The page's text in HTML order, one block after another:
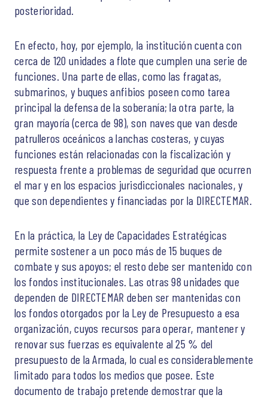
posterioridad.
En efecto, hoy, por ejemplo, la institución cuenta con
cerca de 120 unidades a flote que cumplen una serie de
funciones. Una parte de ellas, como las fragatas,
submarinos, y buques anfibios poseen como tarea
principal la defensa de la soberanía; la otra parte, la
gran mayoría (cerca de 98), son naves que van desde
patrulleros oceánicos a lanchas costeras, y cuyas
funciones están relacionadas con la fiscalización y
respuesta frente a problemas de seguridad que ocurren
el mar y en los espacios jurisdiccionales nacionales, y
que son dependientes y financiadas por la DIRECTEMAR.
En la práctica, la Ley de Capacidades Estratégicas
permite sostener a un poco más de 15 buques de
combate y sus apoyos; el resto debe ser mantenido con
los fondos institucionales. Las otras 98 unidades que
dependen de DIRECTEMAR deben ser mantenidas con
los fondos otorgados por la Ley de Presupuesto a esa
organización, cuyos recursos para operar, mantener y
renovar sus fuerzas es equivalente al 25 % del
presupuesto de la Armada, lo cual es considerablemente
limitado para todos los medios que posee. Este
documento de trabajo pretende demostrar que la